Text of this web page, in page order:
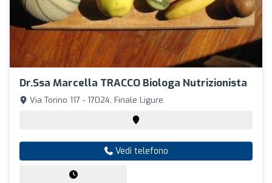
Dr.ssa Marcella TRACCO Biologa Nutrizionista
Via Torino 117 - 17024, Finale Ligure
Vedi telefono